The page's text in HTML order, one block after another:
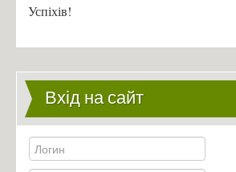
Успіхів!
Вхід на сайт